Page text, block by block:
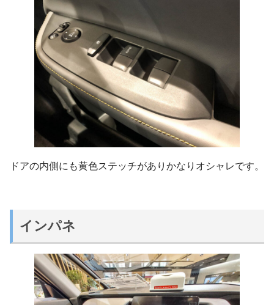
ドアの内側にも黄色ステッチがありかなりオシャレです。
インパネ